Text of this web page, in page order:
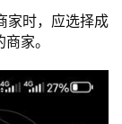
家时，应选择成
家。